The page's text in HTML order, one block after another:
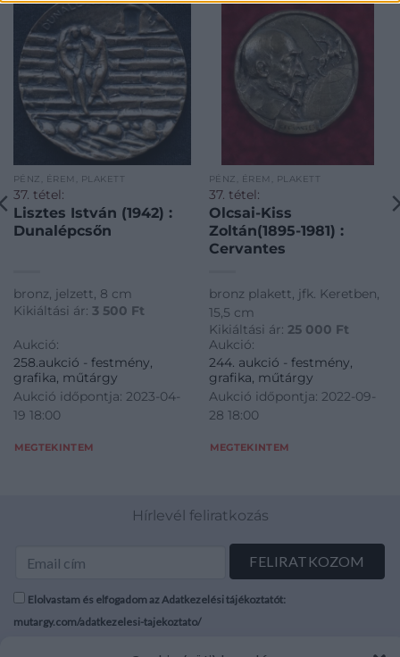
PÉNZ, ÉREM, PLAKETT
37. tétel:
Lisztes István (1942) :
Dunalépcsőn
bronz, jelzett, 8 cm
Kikiáltási ár: 3 500 Ft
Aukció:
258.aukció - festmény,
grafika, műtárgy
Aukció időpontja: 2023-04-
19 18:00
MEGTEKINTEM
PÉNZ, ÉREM, PLAKETT
37. tétel:
Olcsai-Kiss
Zoltán(1895-1981) :
Cervantes
bronz plakett, jfk. Keretben,
15,5 cm
Kikiáltási ár: 25 000 Ft
Aukció:
244. aukció - festmény,
grafika, műtárgy
Aukció időpontja: 2022-09-
28 18:00
MEGTEKINTEM
Hírlevél feliratkozás
Elolvastam és elfogadom az Adatkezelési tájékoztatót:
mutargy.com/adatkezelesi-tajekoztato/